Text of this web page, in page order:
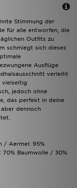
Stimmung der
für alle entworfen, die
Outfits zu
schmiegt sich dieses
Ausflüge
verleiht
vielseitig
jedoch ohne
das perfekt in deine
dennoch
/ Aermel: 95%
70% Baumwolle / 30%